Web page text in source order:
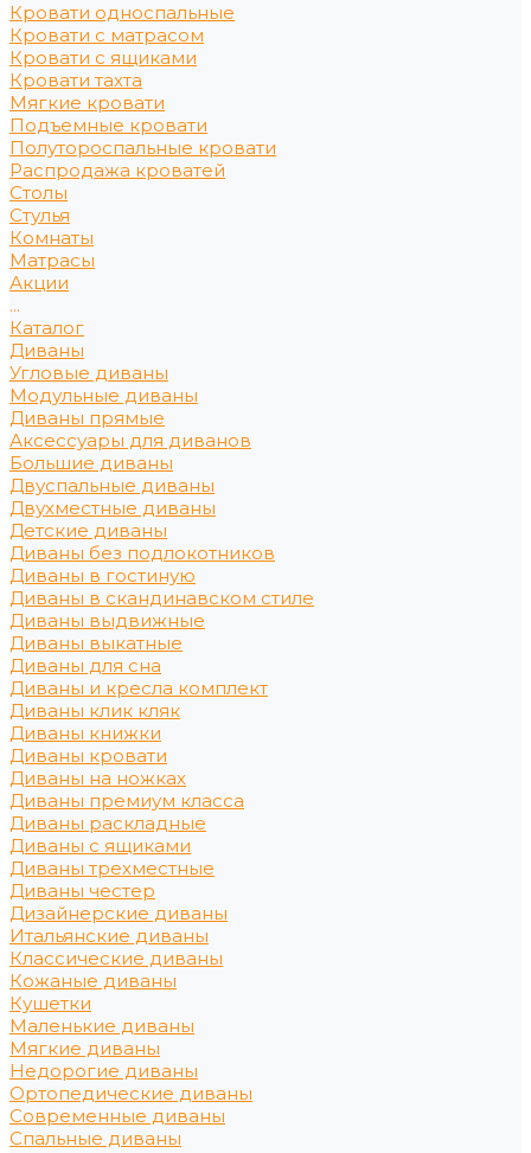
Кровати односпальные
Кровати с матрасом
Кровати с ящиками
Кровати тахта
Мягкие кровати
Подъемные кровати
Полутороспальные кровати
Распродажа кроватей
Столы
Стулья
Комнаты
Матрасы
Акции
...
Каталог
Диваны
Угловые диваны
Модульные диваны
Диваны прямые
Аксессуары для диванов
Большие диваны
Двуспальные диваны
Двухместные диваны
Детские диваны
Диваны без подлокотников
Диваны в гостиную
Диваны в скандинавском стиле
Диваны выдвижные
Диваны выкатные
Диваны для сна
Диваны и кресла комплект
Диваны клик кляк
Диваны книжки
Диваны кровати
Диваны на ножках
Диваны премиум класса
Диваны раскладные
Диваны с ящиками
Диваны трехместные
Диваны честер
Дизайнерские диваны
Итальянские диваны
Классические диваны
Кожаные диваны
Кушетки
Маленькие диваны
Мягкие диваны
Недорогие диваны
Ортопедические диваны
Современные диваны
Спальные диваны